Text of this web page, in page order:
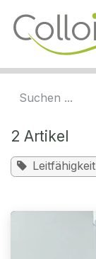
2 Artikel
Leitfähigkeit